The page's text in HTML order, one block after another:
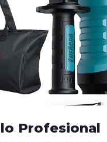
Profesional